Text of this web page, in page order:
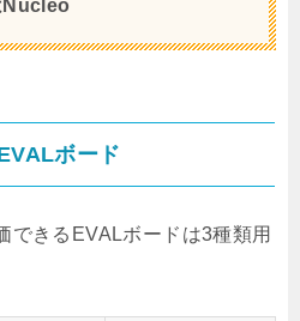
Nucleo
ボード
できるEVALボードは3種類用